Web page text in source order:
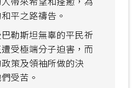
平之路禱告。
勒斯坦無辜的平民祈
受極端分子迫害，而
策及領袖所做的決
受苦。